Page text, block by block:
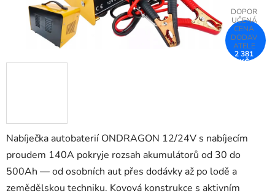
Nabíječka autobaterií ONDRAGON 12/24V s nabíjecím
proudem 140A pokryje rozsah akumulátorů od 30 do
500Ah — od osobních aut přes dodávky až po lodě a
zemědělskou techniku. Kovová konstrukce s aktivním
2 381
KČ